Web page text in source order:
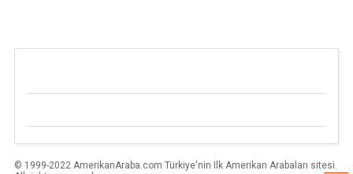
© 1999-2022 AmerikanAraba.com Türkiye'nin Ilk Amerikan Arabaları sitesi.